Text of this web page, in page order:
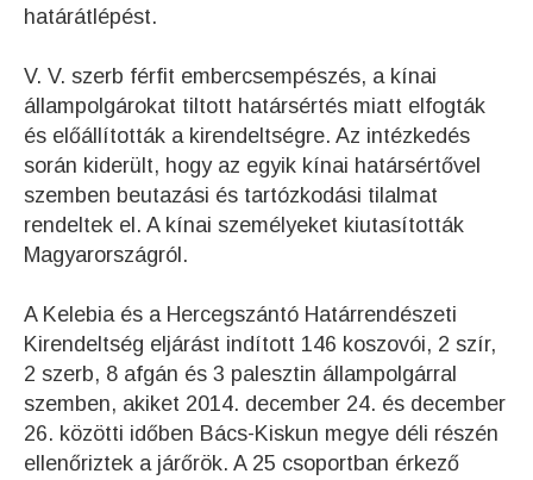
határátlépést.
V. V. szerb férfit embercsempészés, a kínai
állampolgárokat tiltott határsértés miatt elfogták
és előállították a kirendeltségre. Az intézkedés
során kiderült, hogy az egyik kínai határsértővel
szemben beutazási és tartózkodási tilalmat
rendeltek el. A kínai személyeket kiutasították
Magyarországról.
A Kelebia és a Hercegszántó Határrendészeti
Kirendeltség eljárást indított 146 koszovói, 2 szír,
2 szerb, 8 afgán és 3 palesztin állampolgárral
szemben, akiket 2014. december 24. és december
26. közötti időben Bács-Kiskun megye déli részén
ellenőriztek a járőrök. A 25 csoportban érkező